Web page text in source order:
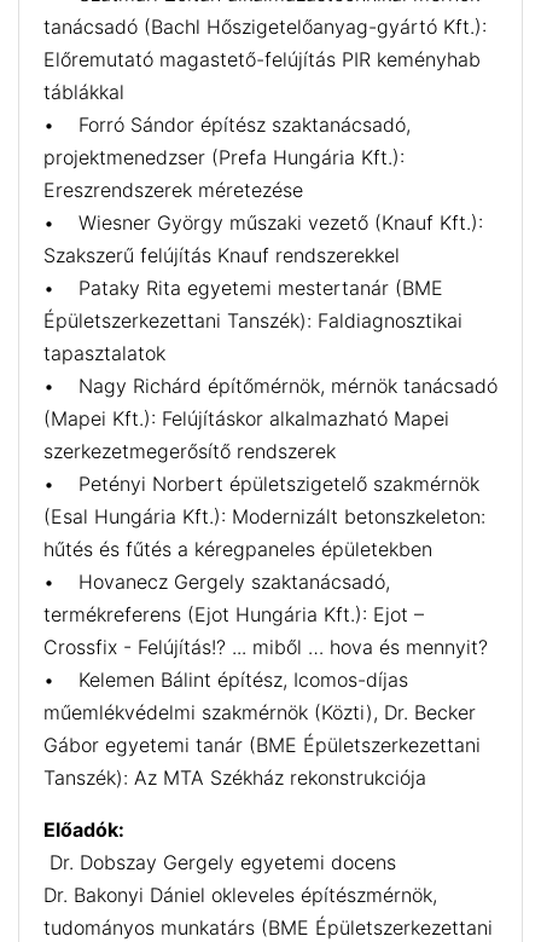
tanácsadó (Bachl Hőszigetelőanyag-gyártó Kft.):
Előremutató magastető-felújítás PIR keményhab
táblákkal
• Forró Sándor építész szaktanácsadó,
projektmenedzser (Prefa Hungária Kft.):
Ereszrendszerek méretezése
• Wiesner György műszaki vezető (Knauf Kft.):
Szakszerű felújítás Knauf rendszerekkel
• Pataky Rita egyetemi mestertanár (BME
Épületszerkezettani Tanszék): Faldiagnosztikai
tapasztalatok
• Nagy Richárd építőmérnök, mérnök tanácsadó
(Mapei Kft.): Felújításkor alkalmazható Mapei
szerkezetmegerősítő rendszerek
• Petényi Norbert épületszigetelő szakmérnök
(Esal Hungária Kft.): Modernizált betonszkeleton:
hűtés és fűtés a kéregpaneles épületekben
• Hovanecz Gergely szaktanácsadó,
termékreferens (Ejot Hungária Kft.): Ejot –
Crossfix - Felújítás!? ... miből … hova és mennyit?
• Kelemen Bálint építész, Icomos-díjas
műemlékvédelmi szakmérnök (Közti), Dr. Becker
Gábor egyetemi tanár (BME Épületszerkezettani
Tanszék): Az MTA Székház rekonstrukciója
Előadók:
Dr. Dobszay Gergely egyetemi docens
Dr. Bakonyi Dániel okleveles építészmérnök,
tudományos munkatárs (BME Épületszerkezettani